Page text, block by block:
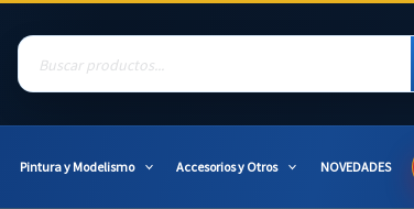
Products
search
Pintura y Modelismo Accesorios y Otros NOVEDADES